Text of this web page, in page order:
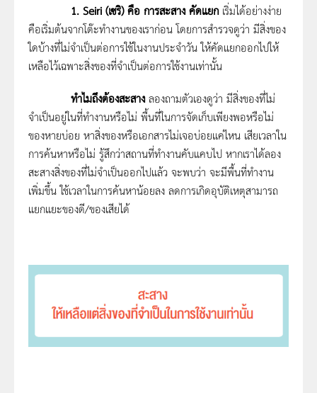
1. Seiri (เซริ) คือ การสะสาง คัดแยก เริ่มได้อย่างง่าย
คือเริ่มต้นจากโต๊ะทำงานของเราก่อน โดยการสำรวจดูว่า มีสิ่งของ
ใดบ้างที่ไม่จำเป็นต่อการใช้ในงานประจำวัน ให้คัดแยกออกไปให้
เหลือไว้เฉพาะสิ่งของที่จำเป็นต่อการใช้งานเท่านั้น
ทำไมถึงต้องสะสางลองถามตัวเองดูว่า มีสิ่งของที่ไม่
จำเป็นอยู่ในที่ทำงานหรือไม่ พื้นที่ในการจัดเก็บเพียงพอหรือไม่
ของหายบ่อย หาสิ่งของหรือเอกสารไม่เจอบ่อยแค่ไหน เสียเวลาใน
การค้นหาหรือไม่ รู้สึกว่าสถานที่ทำงานคับแคบไป หากเราได้ลอง
สะสางสิ่งของที่ไม่จำเป็นออกไปแล้ว จะพบว่า จะมีพื้นที่ทำงาน
เพิ่มขึ้น ใช้เวลาในการค้นหาน้อยลง ลดการเกิดอุบัติเหตุสามารถ
แยกแยะของดี/ของเสียได้